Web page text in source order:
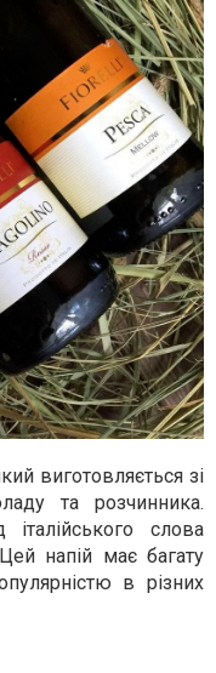
виготовляється зі
та розчинника.
слова
напій має багату
в різних